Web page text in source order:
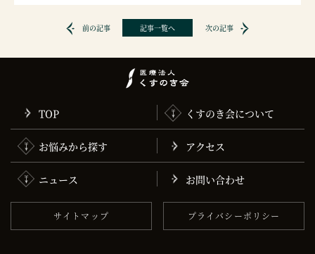
前の記事 記事一覧へ 次の記事
TOP くすのき会について
お悩みから探す アクセス
ニュース お問い合わせ
サイトマップ プライバシーポリシー